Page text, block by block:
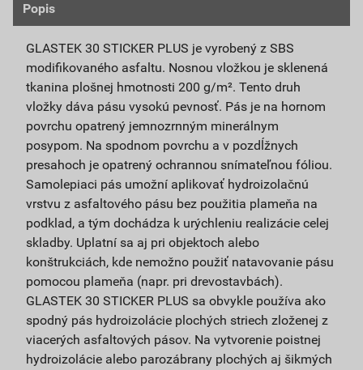
Popis
GLASTEK 30 STICKER PLUS je vyrobený z SBS
modifikovaného asfaltu. Nosnou vložkou je sklenená
tkanina plošnej hmotnosti 200 g/m². Tento druh
vložky dáva pásu vysokú pevnosť. Pás je na hornom
povrchu opatrený jemnozrnným minerálnym
posypom. Na spodnom povrchu a v pozdĺžnych
presahoch je opatrený ochrannou snímateľnou fóliou.
Samolepiaci pás umožní aplikovať hydroizolačnú
vrstvu z asfaltového pásu bez použitia plameňa na
podklad, a tým dochádza k urýchleniu realizácie celej
skladby. Uplatní sa aj pri objektoch alebo
konštrukciách, kde nemožno použiť natavovanie pásu
pomocou plameňa (napr. pri drevostavbách).
GLASTEK 30 STICKER PLUS sa obvykle používa ako
spodný pás hydroizolácie plochých striech zloženej z
viacerých asfaltových pásov. Na vytvorenie poistnej
hydroizolácie alebo parozábrany plochých aj šikmých